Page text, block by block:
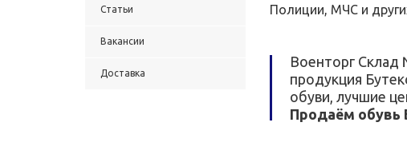
Статьи
Вакансии
Доставка
Полиции, МЧС и
Военторг
продукция
обуви, лучшие
Продаём обувь